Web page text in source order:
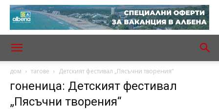
дом тагове Детският фестивал „Пясъчни творения“
гоненица: Детският фестивал
„Пясъчни творения“